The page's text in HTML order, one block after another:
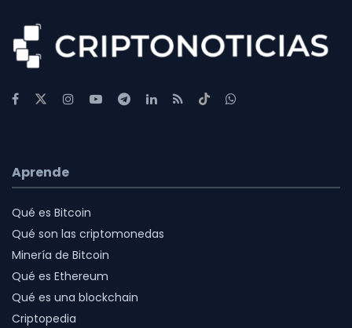
Aprende
Qué es Bitcoin
Qué son las criptomonedas
Minería de Bitcoin
Qué es Ethereum
Qué es una blockchain
Criptopedia